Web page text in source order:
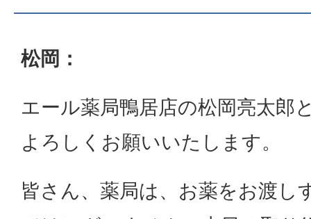
松岡：
エール薬局鴨居店の松岡亮太郎
よろしくお願いいたします。
皆さん、薬局は、お薬をお渡し